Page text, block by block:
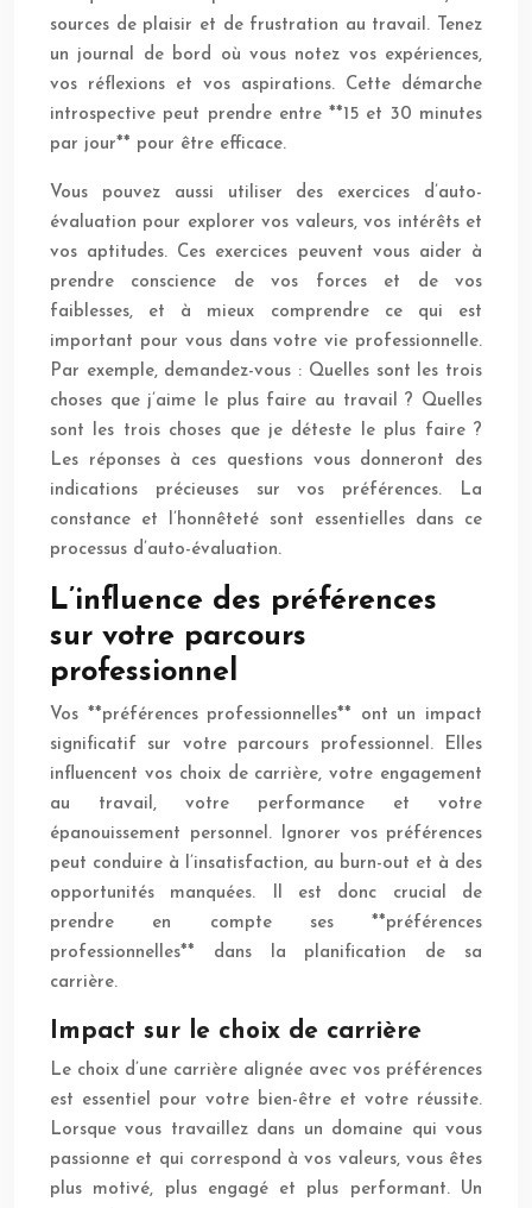
sources de plaisir et de frustration au travail. Tenez
un journal de bord où vous notez vos expériences,
vos réflexions et vos aspirations. Cette démarche
introspective peut prendre entre **15 et 30 minutes
par jour** pour être efficace.
Vous pouvez aussi utiliser des exercices d’auto-
évaluation pour explorer vos valeurs, vos intérêts et
vos aptitudes. Ces exercices peuvent vous aider à
prendre conscience de vos forces et de vos
faiblesses, et à mieux comprendre ce qui est
important pour vous dans votre vie professionnelle.
Par exemple, demandez-vous : Quelles sont les trois
choses que j’aime le plus faire au travail ? Quelles
sont les trois choses que je déteste le plus faire ?
Les réponses à ces questions vous donneront des
indications précieuses sur vos préférences. La
constance et l’honnêteté sont essentielles dans ce
processus d’auto-évaluation.
L’influence des préférences
sur votre parcours
professionnel
Vos **préférences professionnelles** ont un impact
significatif sur votre parcours professionnel. Elles
influencent vos choix de carrière, votre engagement
au travail, votre performance et votre
épanouissement personnel. Ignorer vos préférences
peut conduire à l’insatisfaction, au burn-out et à des
opportunités manquées. Il est donc crucial de
prendre en compte ses **préférences
professionnelles** dans la planification de sa
carrière.
Impact sur le choix de carrière
Le choix d’une carrière alignée avec vos préférences
est essentiel pour votre bien-être et votre réussite.
Lorsque vous travaillez dans un domaine qui vous
passionne et qui correspond à vos valeurs, vous êtes
plus motivé, plus engagé et plus performant. Un